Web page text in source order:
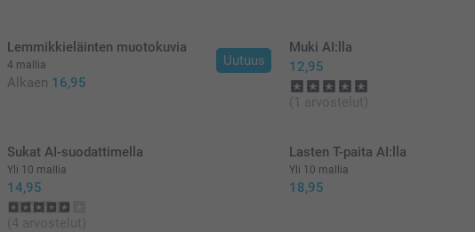
Uutuus
Lemmikkieläinten muotokuvia
4 mallia
Alkaen 16,95
Muki AI:lla
12,95
(1 arvostelut)
Sukat AI-suodattimella
Yli 10 mallia
14,95
(4 arvostelut)
Lasten T-paita AI:lla
Yli 10 mallia
18,95